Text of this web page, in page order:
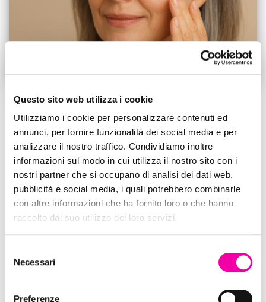
Questo sito web utilizza i cookie
Utilizziamo i cookie per personalizzare contenuti ed
annunci, per fornire funzionalità dei social media e per
analizzare il nostro traffico. Condividiamo inoltre
informazioni sul modo in cui utilizza il nostro sito con i
nostri partner che si occupano di analisi dei dati web,
pubblicità e social media, i quali potrebbero combinarle
con altre informazioni che ha fornito loro o che hanno
raccolto dal suo utilizzo dei loro servizi.
delNecessari
Preferenze
BEAUTY
PELLE OVER 50: COME CAMBIA
IL MICROBIOMA
L’argomento del mio nuovo articolo è il microbioma cutaneo, che
a molti di voi dirà poco o nulla. Negli ultimi anni la parola
microbioma è diventata un trend non solo in nutrizione, ma anche
in cosmetica. Rupaulsdragrace What GIFfrom Rupaulsdragrace
GIFs Si parla del “mondo invisibile” che vive
Diallisglam
1